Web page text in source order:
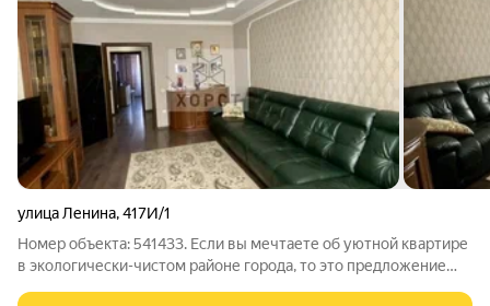
улица Ленина,417И/1
Номер объекта: 541433. Если вы мечтаете об уютной квартире
в экологически-чистом районе города, то это предложение